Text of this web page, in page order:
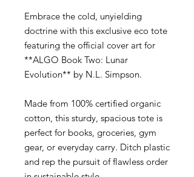
Embrace the cold, unyielding
doctrine with this exclusive eco tote
featuring the official cover art for
**ALGO Book Two: Lunar
Evolution** by N.L. Simpson.
Made from 100% certified organic
cotton, this sturdy, spacious tote is
perfect for books, groceries, gym
gear, or everyday carry. Ditch plastic
and rep the pursuit of flawless order